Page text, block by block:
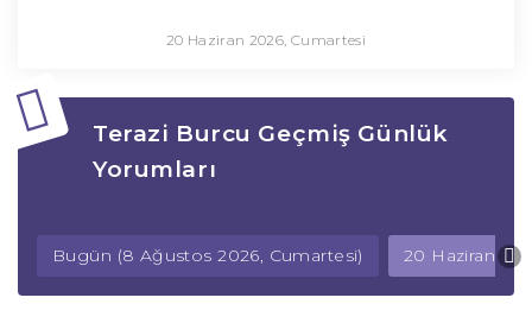
20 Haziran 2026, Cumartesi
Terazi Burcu Geçmiş Günlük
Yorumları
Bugün (8 Ağustos 2026, Cumartesi) 20 Haziran